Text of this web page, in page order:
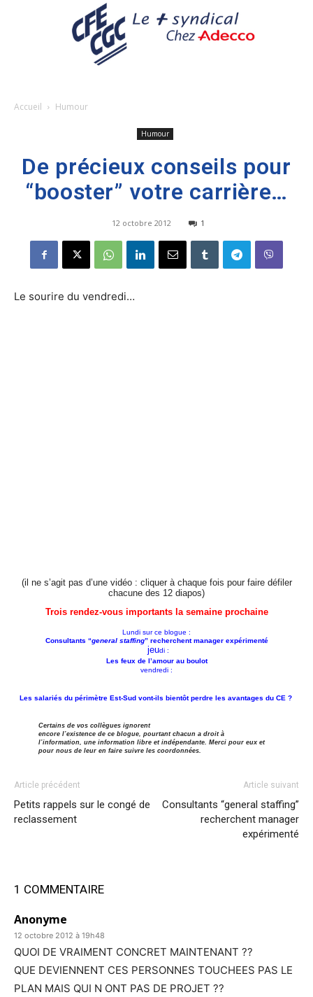
Accueil Humour
Humour
De précieux conseils pour
“booster” votre carrière…
12 octobre 2012 1
Le sourire du vendredi…
(il ne s’agit pas d’une vidéo : cliquer à chaque fois pour faire défiler
chacune des 12 diapos)
Trois rendez-vous importants la semaine prochaine
Lundi sur ce blogue :
Consultants “general staffing” recherchent manager expérimenté
jeudi :
Les feux de l’amour au boulot
vendredi :
Les salariés du périmètre Est-Sud vont-ils bientôt perdre les avantages du CE ?
Certains de vos collègues ignorent
encore l’existence de ce blogue, pourtant chacun a droit à
l’information, une information libre et indépendante. Merci pour eux et
pour nous de leur en faire suivre les coordonnées.
Article précédent
Petits rappels sur le congé de
reclassement
Article suivant
Consultants “general staffing”
recherchent manager
expérimenté
1 COMMENTAIRE
Anonyme
12 octobre 2012 à 19h48
QUOI DE VRAIMENT CONCRET MAINTENANT ??
QUE DEVIENNENT CES PERSONNES TOUCHEES PAS LE
PLAN MAIS QUI N ONT PAS DE PROJET ??